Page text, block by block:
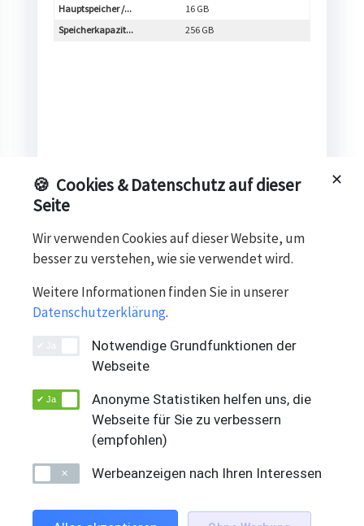
Hauptspeicher /...
16 GB
Speicherkapazit...
256 GB
Microsoft Office DE·EN·FR· IT
category 1080 / Daily Offer = 0
✕
🍪 Cookies & Datenschutz auf dieser
Seite
Wir verwenden Cookies auf dieser Website, um
besser zu verstehen, wie sie verwendet wird.
Weitere Informationen finden Sie in unserer
Datenschutzerklärung.
Notwendige Grundfunktionen der
Webseite
Anonyme Statistiken helfen uns, die
Webseite für Sie zu verbessern
(empfohlen)
Werbeanzeigen nach Ihren Interessen